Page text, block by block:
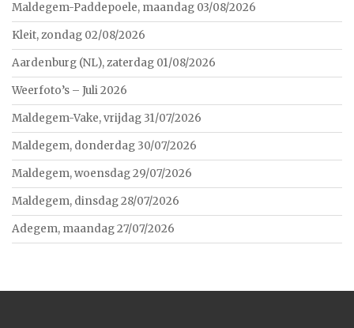
Maldegem-Paddepoele, maandag 03/08/2026
Kleit, zondag 02/08/2026
Aardenburg (NL), zaterdag 01/08/2026
Weerfoto’s – Juli 2026
Maldegem-Vake, vrijdag 31/07/2026
Maldegem, donderdag 30/07/2026
Maldegem, woensdag 29/07/2026
Maldegem, dinsdag 28/07/2026
Adegem, maandag 27/07/2026